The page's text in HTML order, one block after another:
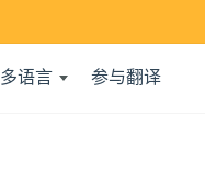
多语言 参与翻译